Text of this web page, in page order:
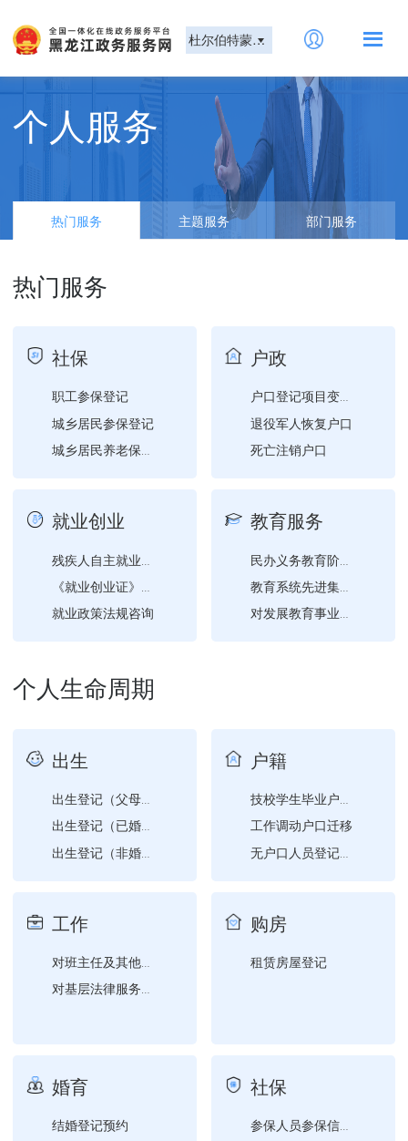
杜尔伯特蒙古族自治县
个人服务
热门服务 主题服务 部门服务
热门服务
社保
职工参保登记
城乡居民参保登记
城乡居民养老保险参保登记
户政
户口登记项目变更更正证明
退役军人恢复户口
死亡注销户口
就业创业
《就业创业证》申领
就业政策法规咨询
教育服务
教育系统先进集体、模范教...
对发展教育事业做出突出贡...
个人生命周期
出生
出生登记（父母双方均为已...
出生登记（已婚学生夫妻双...
户籍
技校学生毕业户口迁移
工作调动户口迁移
工作
对班主任及其他德育工作先...
对基层法律服务所、基层法...
购房
租赁房屋登记
婚育
结婚登记预约
社保
参保人员参保信息查询